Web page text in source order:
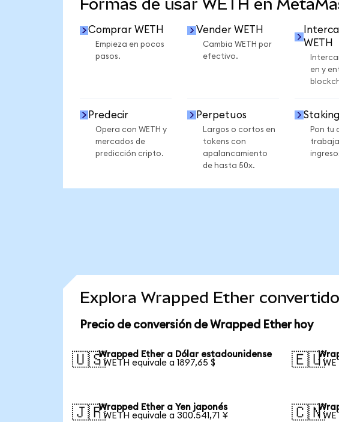
Formas de usar WETH en
Comprar WETH
Empieza en pocos
pasos.
Vender WETH
Cambia WETH por
efectivo.
WETH
en y
Predecir
Opera con WETH y
mercados de
predicción cripto.
Perpetuos
Largos o cortos en
tokens con
apalancamiento
de hasta 50x.
Staking
Pon tu
Explora Wrapped Ether
Precio de conversión de Wrapped Ether hoy
🇺🇸Wrapped Ether a Dólar estadounidense
1 WETH equivale a 1897,65 $
🇪🇺
1
🇯🇵Wrapped Ether a Yen japonés
1 WETH equivale a 300.541,71 ¥
🇨🇳
1